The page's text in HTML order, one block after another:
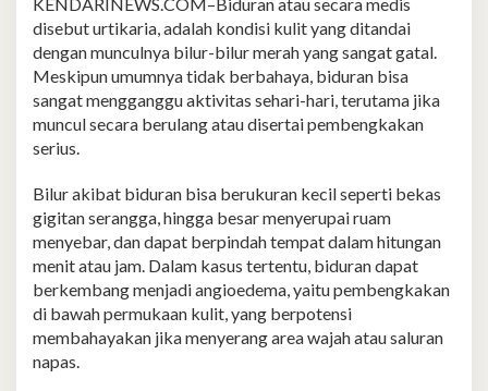
disebut urtikaria, adalah kondisi kulit yang ditandai
dengan munculnya bilur-bilur merah yang sangat gatal.
Meskipun umumnya tidak berbahaya, biduran bisa
sangat mengganggu aktivitas sehari-hari, terutama jika
muncul secara berulang atau disertai pembengkakan
serius.
Bilur akibat biduran bisa berukuran kecil seperti bekas
gigitan serangga, hingga besar menyerupai ruam
menyebar, dan dapat berpindah tempat dalam hitungan
menit atau jam. Dalam kasus tertentu, biduran dapat
berkembang menjadi angioedema, yaitu pembengkakan
di bawah permukaan kulit, yang berpotensi
membahayakan jika menyerang area wajah atau saluran
napas.